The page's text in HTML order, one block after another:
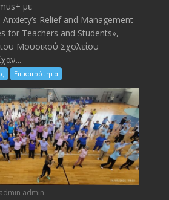
με
Anxiety’s Relief and Management
for Teachers and Students»,
του Μουσικού Σχολείου
Επικαιρότητα
admin admin